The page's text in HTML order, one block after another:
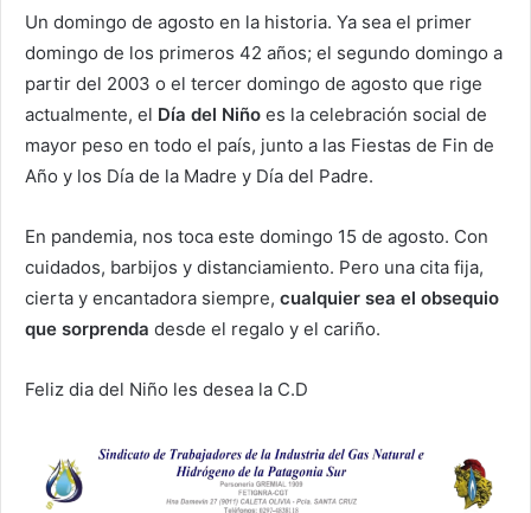
Un domingo de agosto en la historia. Ya sea el primer
domingo de los primeros 42 años; el segundo domingo a
partir del 2003 o el tercer domingo de agosto que rige
actualmente, el Día del Niño es la celebración social de
mayor peso en todo el país, junto a las Fiestas de Fin de
Año y los Día de la Madre y Día del Padre.
En pandemia, nos toca este domingo 15 de agosto. Con
cuidados, barbijos y distanciamiento. Pero una cita fija,
cierta y encantadora siempre, cualquier sea el obsequio
que sorprenda desde el regalo y el cariño.
Feliz dia del Niño les desea la C.D